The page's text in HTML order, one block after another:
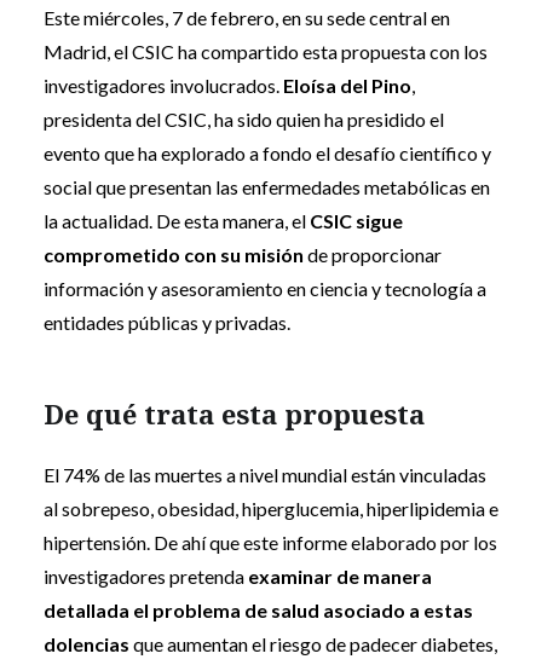
Este miércoles, 7 de febrero, en su sede central en
Madrid, el CSIC ha compartido esta propuesta con los
investigadores involucrados. Eloísa del Pino,
presidenta del CSIC, ha sido quien ha presidido el
evento que ha explorado a fondo el desafío científico y
social que presentan las enfermedades metabólicas en
la actualidad. De esta manera, el CSIC sigue
comprometido con su misión de proporcionar
información y asesoramiento en ciencia y tecnología a
entidades públicas y privadas.
De qué trata esta propuesta
El 74% de las muertes a nivel mundial están vinculadas
al sobrepeso, obesidad, hiperglucemia, hiperlipidemia e
hipertensión. De ahí que este informe elaborado por los
investigadores pretenda examinar de manera
detallada el problema de salud asociado a estas
dolencias que aumentan el riesgo de padecer diabetes,